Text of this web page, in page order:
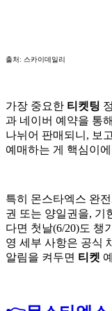
출처: 스카이데일리
가장 중요한 티켓팅
과 네이버 예약을 통
나뉘어 판매되니, 보
예매하는 게 핵심이
특히 몬스타엑스 완
권 또는 양일권을, 기
다면 첫날(6/20)도 챙
영 세부 사항은 공식
알림을 켜두면 티켓